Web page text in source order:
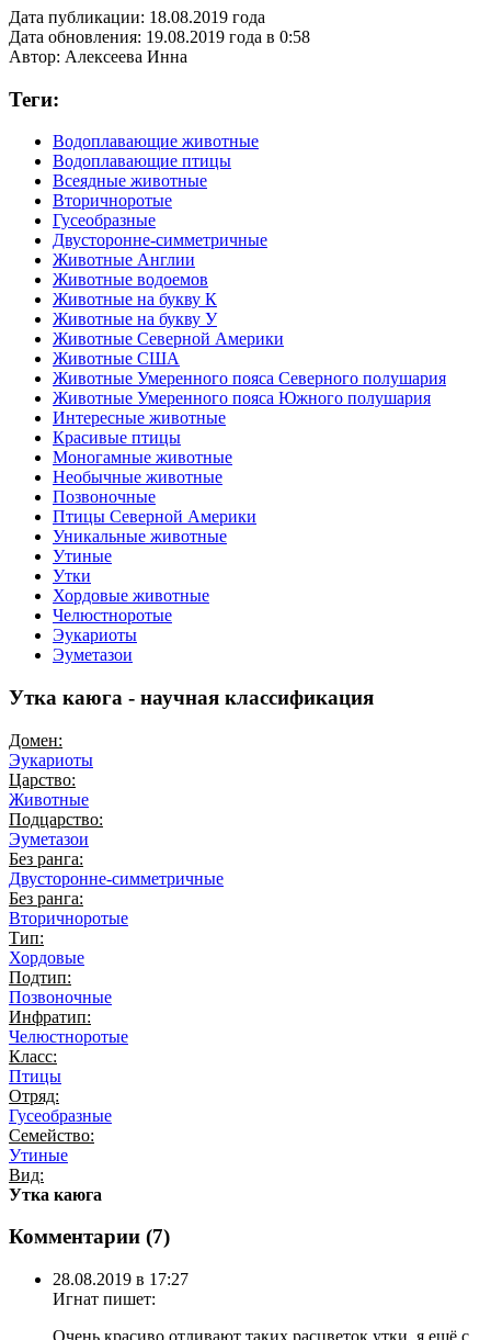
Дата публикации: 18.08.2019 года
Дата обновления: 19.08.2019 года в 0:58
Автор: Алексеева Инна
Теги:
Водоплавающие животные
Водоплавающие птицы
Всеядные животные
Вторичноротые
Гусеобразные
Двусторонне-симметричные
Животные Англии
Животные водоемов
Животные на букву К
Животные на букву У
Животные Северной Америки
Животные США
Животные Умеренного пояса Северного полушария
Животные Умеренного пояса Южного полушария
Интересные животные
Красивые птицы
Моногамные животные
Необычные животные
Позвоночные
Птицы Северной Америки
Уникальные животные
Утиные
Утки
Хордовые животные
Челюстноротые
Эукариоты
Эуметазои
Утка каюга - научная классификация
Домен:
Эукариоты
Царство:
Животные
Подцарство:
Эуметазои
Без ранга:
Двусторонне-симметричные
Без ранга:
Вторичноротые
Тип:
Хордовые
Подтип:
Позвоночные
Инфратип:
Челюстноротые
Класс:
Птицы
Отряд:
Гусеобразные
Семейство:
Утиные
Вид:
Утка каюга
Комментарии (7)
28.08.2019 в 17:27
Игнат пишет: